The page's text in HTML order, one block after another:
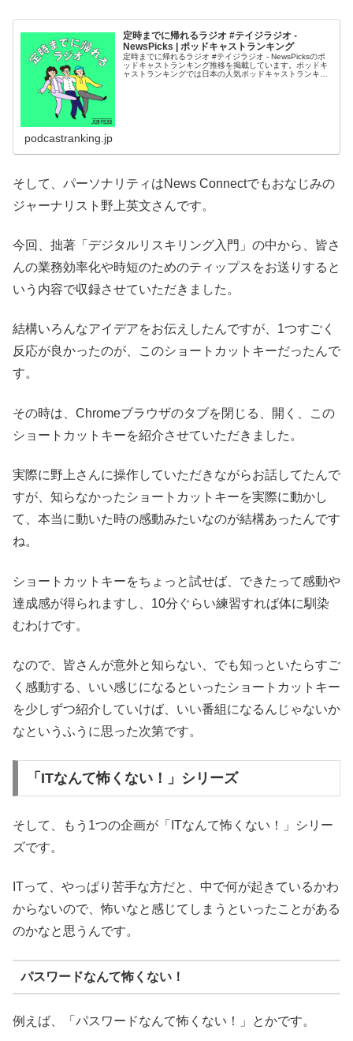
定時までに帰れるラジオ #テイジラジオ -
NewsPicks | ポッドキャストランキング
定時までに帰れるラジオ #テイジラジオ - NewsPicksのポ
ッドキャストランキング推移を掲載しています。ポッドキ
ャストランキングでは日本の人気ポッドキャストランキン
podcastranking.jp
そして、パーソナリティはNews Connectでもおなじみの
ジャーナリスト野上英文さんです。
今回、拙著「デジタルリスキリング入門」の中から、皆さ
んの業務効率化や時短のためのティップスをお送りすると
いう内容で収録させていただきました。
結構いろんなアイデアをお伝えしたんですが、1つすごく
反応が良かったのが、このショートカットキーだったんで
す。
その時は、Chromeブラウザのタブを閉じる、開く、この
ショートカットキーを紹介させていただきました。
実際に野上さんに操作していただきながらお話してたんで
すが、知らなかったショートカットキーを実際に動かし
て、本当に動いた時の感動みたいなのが結構あったんです
ね。
ショートカットキーをちょっと試せば、できたって感動や
達成感が得られますし、10分ぐらい練習すれば体に馴染
むわけです。
なので、皆さんが意外と知らない、でも知っといたらすご
く感動する、いい感じになるといったショートカットキー
を少しずつ紹介していけば、いい番組になるんじゃないか
なというふうに思った次第です。
「ITなんて怖くない！」シリーズ
そして、もう1つの企画が「ITなんて怖くない！」シリー
ズです。
ITって、やっぱり苦手な方だと、中で何が起きているかわ
からないので、怖いなと感じてしまうといったことがある
のかなと思うんです。
パスワードなんて怖くない！
例えば、「パスワードなんて怖くない！」とかです。